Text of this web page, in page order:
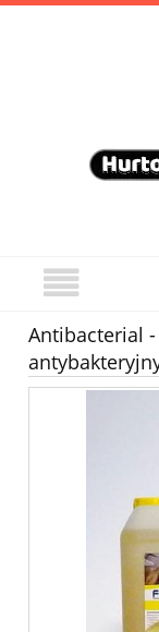
Antibacterial